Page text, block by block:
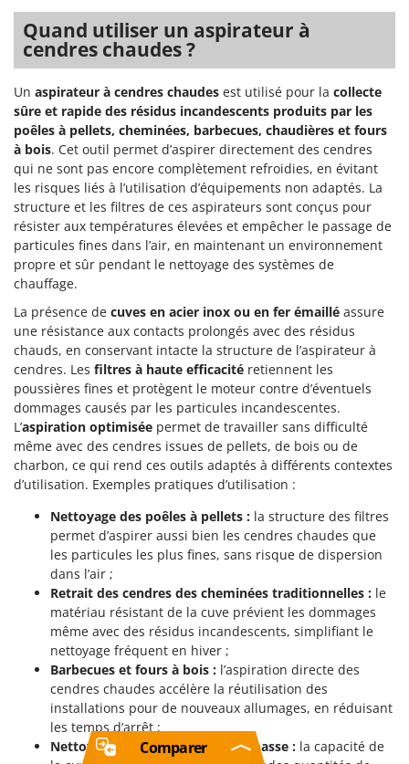
Quand utiliser un aspirateur à
cendres chaudes ?
Un aspirateur à cendres chaudes est utilisé pour la collecte
sûre et rapide des résidus incandescents produits par les
poêles à pellets, cheminées, barbecues, chaudières et fours
à bois. Cet outil permet d’aspirer directement des cendres
qui ne sont pas encore complètement refroidies, en évitant
les risques liés à l’utilisation d’équipements non adaptés. La
structure et les filtres de ces aspirateurs sont conçus pour
résister aux températures élevées et empêcher le passage de
particules fines dans l’air, en maintenant un environnement
propre et sûr pendant le nettoyage des systèmes de
chauffage.
La présence de cuves en acier inox ou en fer émaillé assure
une résistance aux contacts prolongés avec des résidus
chauds, en conservant intacte la structure de l’aspirateur à
cendres. Les filtres à haute efficacité retiennent les
poussières fines et protègent le moteur contre d’éventuels
dommages causés par les particules incandescentes.
L’aspiration optimisée permet de travailler sans difficulté
même avec des cendres issues de pellets, de bois ou de
charbon, ce qui rend ces outils adaptés à différents contextes
d’utilisation. Exemples pratiques d’utilisation :
Nettoyage des poêles à pellets : la structure des filtres
permet d’aspirer aussi bien les cendres chaudes que
les particules les plus fines, sans risque de dispersion
dans l’air ;
Retrait des cendres des cheminées traditionnelles : le
matériau résistant de la cuve prévient les dommages
même avec des résidus incandescents, simplifiant le
nettoyage fréquent en hiver ;
Barbecues et fours à bois : l’aspiration directe des
cendres chaudes accélère la réutilisation des
installations pour de nouveaux allumages, en réduisant
les temps d’arrêt ;
Nettoyage des chaudières à biomasse : la capacité de
Comparer